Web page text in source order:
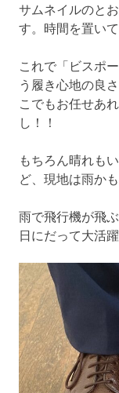
サムネイルのと
す。時間を置い
これで「ビスポ
う履き心地の良
こでもお任せあ
し！！
もちろん晴れも
ど、現地は雨か
雨で飛行機が飛
日にだって大活